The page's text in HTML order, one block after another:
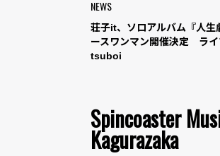
NEWS
荘子it、ソロアルバム『人生
ースワンマン開催決定 ラ
tsuboi
Spincoaster
Kagurazaka